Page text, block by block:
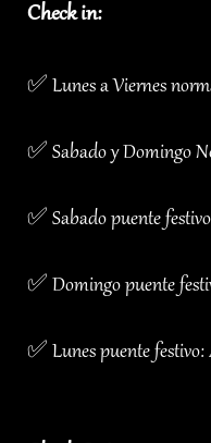
Check in:
✅ Lunes a Viernes
✅ Sabado y Domingo
✅ Sabado puente
✅ Domingo puente
✅ Lunes puente festivo: